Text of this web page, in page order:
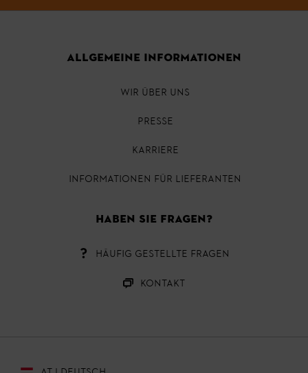
ALLGEMEINE INFORMATIONEN
WIR ÜBER UNS
PRESSE
KARRIERE
INFORMATIONEN FÜR LIEFERANTEN
HABEN SIE FRAGEN?
HÄUFIG GESTELLTE FRAGEN
KONTAKT